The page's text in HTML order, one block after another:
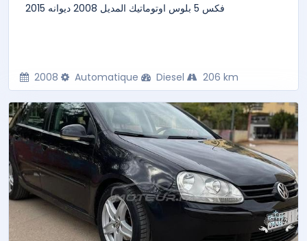
فكس 5 بلوس اوتوماتيك المديل 2008 ديوانه 2015
2008 Automatique Diesel 206 km